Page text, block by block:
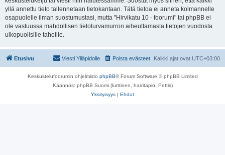
yllä annettu tieto tallennetaan tietokantaan. Tätä tietoa ei anneta kolmannelle
osapuolelle ilman suostumustasi, mutta "Hirvikatu 10 - foorumi" tai phpBB ei
ole vastuussa mahdollisen tietoturvamurron aiheuttamasta tietojen vuodosta
ulkopuolisille tahoille.
Etusivu Kaikki ajat ovat UTC+03:00
Poista evästeet
Viesti Ylläpidolle
Keskustelufoorumin ohjelmisto phpBB® Forum Software © phpBB Limited
Käännös: phpBB Suomi (lurttinen, harritapio, Pettis)
Yksityisyys | Ehdot